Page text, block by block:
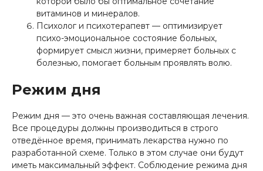
витаминов и минералов.
Психолог и психотерапевт — оптимизирует
психо-эмоциональное состояние больных,
формирует смысл жизни, примеряет больных с
болезнью, помогает больным проявлять волю.
Режим дня
Режим дня — это очень важная составляющая лечения.
Все процедуры должны производиться в строго
отведённое время, принимать лекарства нужно по
разработанной схеме. Только в этом случае они будут
иметь максимальный эффект. Соблюдение режима дня